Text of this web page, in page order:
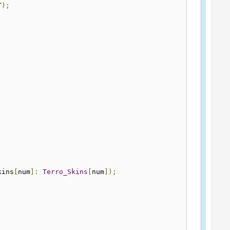
);
[ num]: Terro_Skins [ num]);